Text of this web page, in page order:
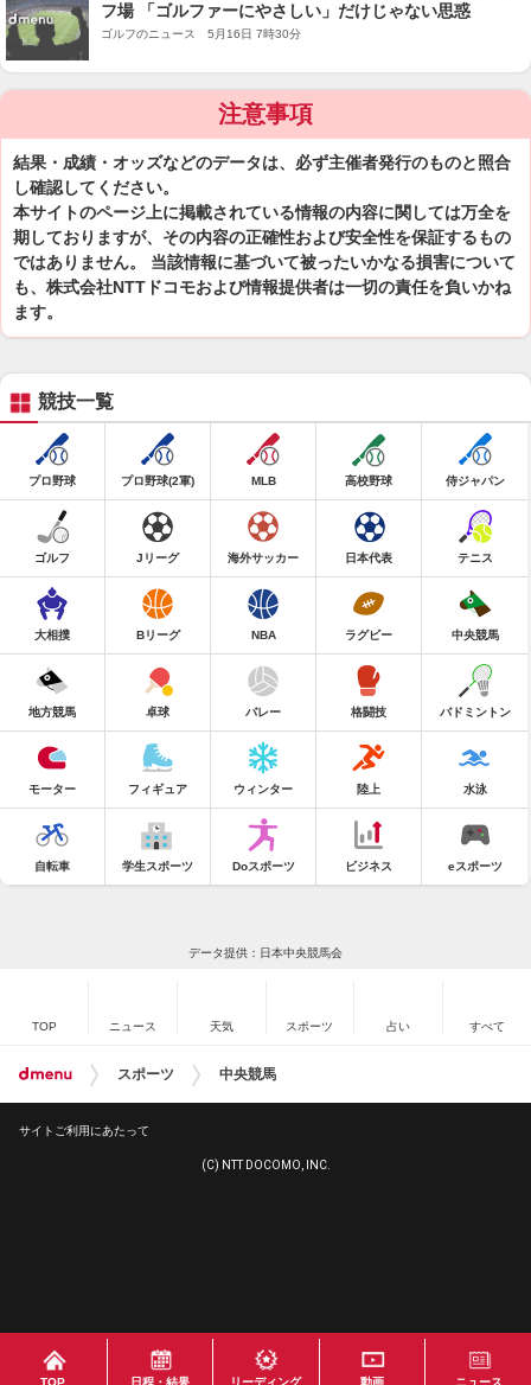
フ場 「ゴルファーにやさしい」だけじゃない思惑
ゴルフのニュース 5月16日 7時30分
注意事項
結果・成績・オッズなどのデータは、必ず主催者発行のものと照合
し確認してください。
本サイトのページ上に掲載されている情報の内容に関しては万全を
期しておりますが、その内容の正確性および安全性を保証するもの
ではありません。 当該情報に基づいて被ったいかなる損害について
も、株式会社NTTドコモおよび情報提供者は一切の責任を負いかね
ます。
TOP 日程・結果 リーディング 動画 ニュース
競技一覧
プロ野球 プロ野球(2軍) MLB 高校野球 侍ジャパン
ゴルフ Jリーグ 海外サッカー 日本代表 テニス
大相撲 Bリーグ NBA ラグビー 中央競馬
地方競馬 卓球 バレー 格闘技 バドミントン
モーター フィギュア ウィンター 陸上 水泳
自転車 学生スポーツ Doスポーツ ビジネス eスポーツ
データ提供：日本中央競馬会
TOP ニュース 天気 スポーツ 占い すべて
スポーツ 中央競馬
サイトご利用にあたって
(C) NTT DOCOMO, INC.